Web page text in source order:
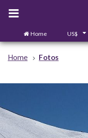
Home US$
Home Fotos